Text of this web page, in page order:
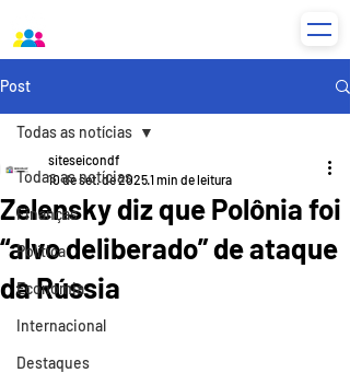
Post
Todas as notícias
Finanças
Política
Economia
Internacional
Destaques
Todas as notícias
Zelensky diz que Polônia foi
“alvo deliberado” de ataque
da Rússia
siteseicondf
10 de set. de 20251 min de leitura